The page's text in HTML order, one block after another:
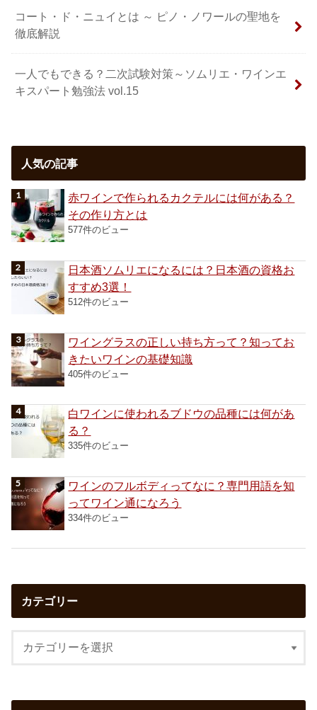
コート・ド・ニュイとは ～ ピノ・ノワールの聖地を
徹底解説
一人でもできる？二次試験対策～ソムリエ・ワインエ
キスパート勉強法 vol.15
人気の記事
赤ワインで作られるカクテルには何がある？
その作り方とは
577件のビュー
日本酒ソムリエになるには？日本酒の資格お
すすめ3選！
512件のビュー
ワイングラスの正しい持ち方って？知ってお
きたいワインの基礎知識
405件のビュー
白ワインに使われるブドウの品種には何があ
る？
335件のビュー
ワインのフルボディってなに？専門用語を知
ってワイン通になろう
334件のビュー
カテゴリー